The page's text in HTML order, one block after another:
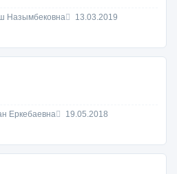
Назымбековна 13.03.2019
Еркебаевна 19.05.2018